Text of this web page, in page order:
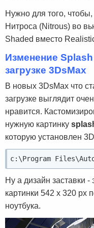
Нужно для того,
Нитроса (Nitrous) во
Shaded вместо
Изменение Splash
загрузке 3DsMax
В новых 3DsMax что
загрузке выглядит
нравится.
нужную картинку
которую установлен
c:\Program
Ну а дизайн заставки
картинки 542 х 320
ноутбука.